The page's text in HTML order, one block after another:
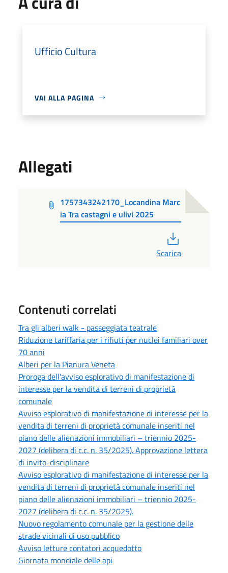
Ufficio Cultura
VAI ALLA PAGINA
Allegati
1757343242170_Locandina Marc
ia Tra castagni e ulivi 2025
Scarica
Contenuti correlati
Tra gli alberi walk - passeggiata teatrale
Riduzione tariffaria per i rifiuti per nuclei familiari over
70 anni
Alberi per la Pianura Veneta
Proroga dell'avviso esplorativo di manifestazione di
interesse per la vendita di terreni di proprietà
comunale
Avviso esplorativo di manifestazione di interesse per la
vendita di terreni di proprietà comunale inseriti nel
piano delle alienazioni immobiliari – triennio 2025-
2027 (delibera di c.c. n. 35/2025). Approvazione lettera
di invito-disciplinare
Avviso esplorativo di manifestazione di interesse per la
vendita di terreni di proprietà comunale inseriti nel
piano delle alienazioni immobiliari – triennio 2025-
2027 (delibera di c.c. n. 35/2025).
Nuovo regolamento comunale per la gestione delle
strade vicinali di uso pubblico
Avviso letture contatori acquedotto
Giornata mondiale delle api